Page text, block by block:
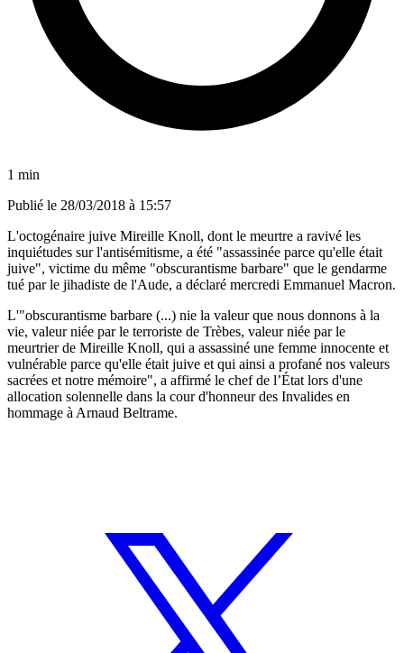
1 min
Publié le 28/03/2018 à 15:57
L'octogénaire juive Mireille Knoll, dont le meurtre a ravivé les
inquiétudes sur l'antisémitisme, a été "assassinée parce qu'elle était
juive", victime du même "obscurantisme barbare" que le gendarme
tué par le jihadiste de l'Aude, a déclaré mercredi Emmanuel Macron.
L'"obscurantisme barbare (...) nie la valeur que nous donnons à la
vie, valeur niée par le terroriste de Trèbes, valeur niée par le
meurtrier de Mireille Knoll, qui a assassiné une femme innocente et
vulnérable parce qu'elle était juive et qui ainsi a profané nos valeurs
sacrées et notre mémoire", a affirmé le chef de l’État lors d'une
allocation solennelle dans la cour d'honneur des Invalides en
hommage à Arnaud Beltrame.